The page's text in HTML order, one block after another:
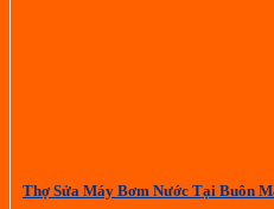
Thợ Sửa Máy Bơm Nước Tại Buôn